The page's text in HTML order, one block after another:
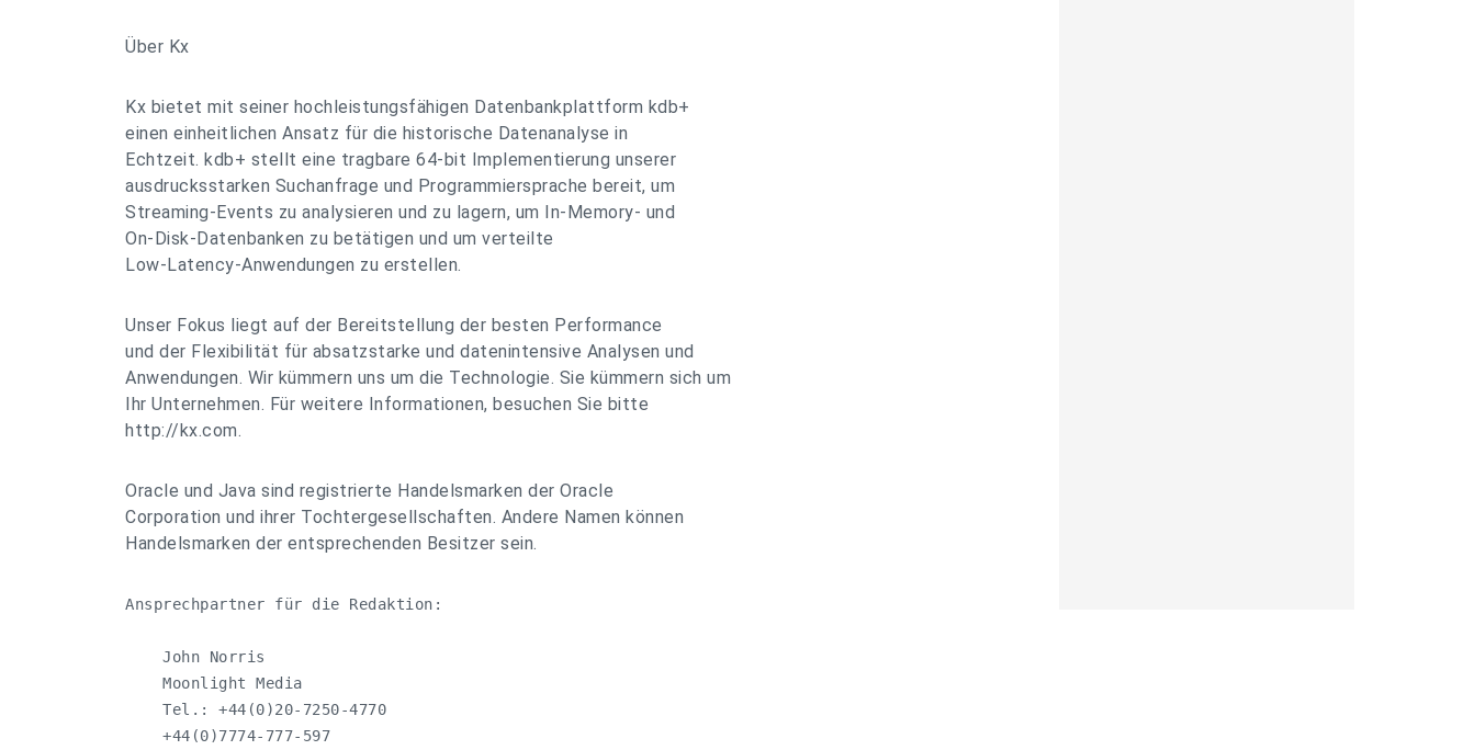
Über Kx
Kx bietet mit seiner hochleistungsfähigen Datenbankplattform kdb+
einen einheitlichen Ansatz für die historische Datenanalyse in
Echtzeit. kdb+ stellt eine tragbare 64-bit Implementierung unserer
ausdrucksstarken Suchanfrage und Programmiersprache bereit, um
Streaming-Events zu analysieren und zu lagern, um In-Memory- und
On-Disk-Datenbanken zu betätigen und um verteilte
Low-Latency-Anwendungen zu erstellen.
Unser Fokus liegt auf der Bereitstellung der besten Performance
und der Flexibilität für absatzstarke und datenintensive Analysen und
Anwendungen. Wir kümmern uns um die Technologie. Sie kümmern sich um
Ihr Unternehmen. Für weitere Informationen, besuchen Sie bitte
http://kx.com.
Oracle und Java sind registrierte Handelsmarken der Oracle
Corporation und ihrer Tochtergesellschaften. Andere Namen können
Handelsmarken der entsprechenden Besitzer sein.
Ansprechpartner für die Redaktion:
    John Norris
    Moonlight Media
    Tel.: +44(0)20-7250-4770
    +44(0)7774-777-597